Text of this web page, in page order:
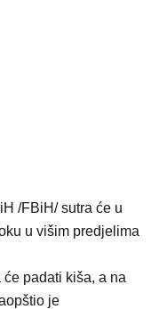
/FBiH/ sutra će u
u višim predjelima
padati kiša, a na
je